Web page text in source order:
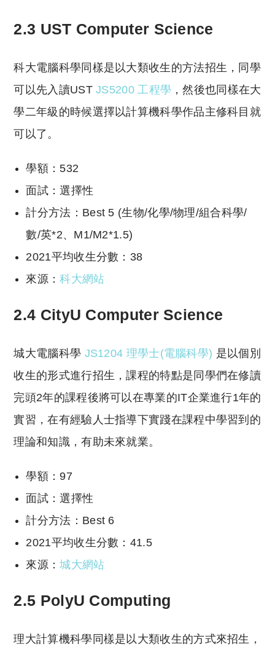
2.3 UST Computer Science
科大電腦科學同樣是以大類收生的方法招生，同學
可以先入讀USTJS5200 工程學 ，然後也同樣在大
學二年級的時候選擇以計算機科學作品主修科目就
可以了。
學額：532
面試：選擇性
計分方法：Best 5 (生物/化學/物理/組合科學/
數/英*2、M1/M2*1.5)
2021平均收生分數：38
來源：科大網站
2.4 CityU Computer Science
城大電腦科學 JS1204 理學士(電腦科學) 是以個別
收生的形式進行招生，課程的特點是同學們在修讀
完頭2年的課程後將可以在專業的IT企業進行1年的
實習，在有經驗人士指導下實踐在課程中學習到的
理論和知識，有助未來就業。
學額：97
面試：選擇性
計分方法：Best 6
2021平均收生分數：41.5
來源：城大網站
2.5 PolyU Computing
理大計算機科學同樣是以大類收生的方式來招生，